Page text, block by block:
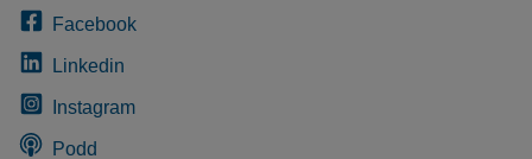
Facebook
Linkedin
Instagram
Podd